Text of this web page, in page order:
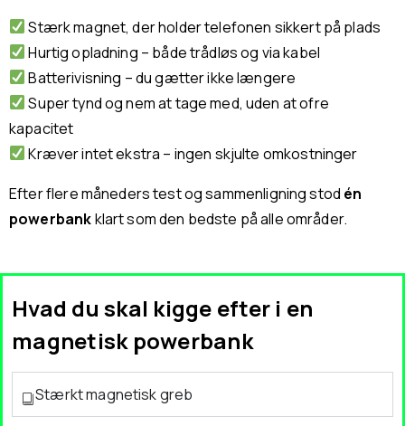
Stærk magnet, der holder telefonen sikkert på plads
Hurtig opladning – både trådløs og via kabel
Batterivisning – du gætter ikke længere
Super tynd og nem at tage med, uden at ofre
kapacitet
Kræver intet ekstra – ingen skjulte omkostninger
Efter flere måneders test og sammenligning stod én
powerbankklart som den bedste på alle områder.
Hvad du skal kigge efter i en
magnetisk powerbank
Stærkt magnetisk greb